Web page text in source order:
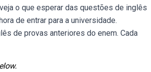
o que esperar das questões de inglês
de entrar para a universidade.
de provas anteriores do enem. Cada